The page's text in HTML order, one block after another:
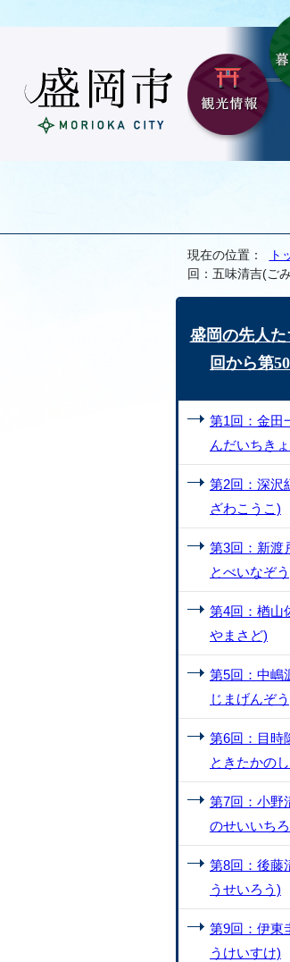
現在の位置： ト
回：五味清吉(ご
盛岡の先人た
回から第50
第1回：金田
んだいちき
第2回：深沢
ざわこうこ)
第3回：新渡
とべいなぞ
第4回：楢山
やまさど)
第5回：中嶋
じまげんぞ
第6回：目時
ときたかの
第7回：小野
のせいいち
第8回：後藤
うせいろう)
第9回：伊東
うけいすけ)